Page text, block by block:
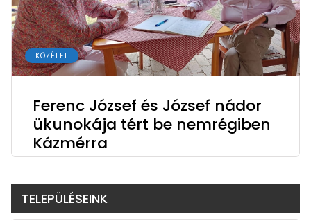
KÖZÉLET
Ferenc József és József nádor
ükunokája tért be nemrégiben
Kázmérra
TELEPÜLÉSEINK